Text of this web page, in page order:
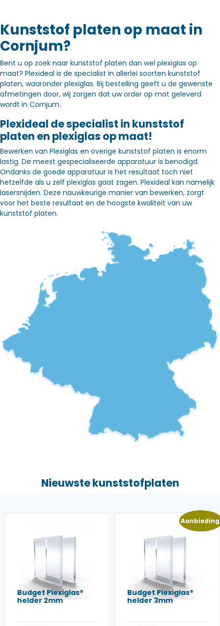
Kunststof platen op maat in
Cornjum?
Bent u op zoek naar kunststof platen dan wel plexiglas op
maat? Plexideal is de specialist in allerlei soorten kunststof
platen, waaronder plexiglas. Bij bestelling geeft u de gewenste
afmetingen door, wij zorgen dat uw order op mat geleverd
wordt in Cornjum.
Plexideal de specialist in kunststof
platen en plexiglas op maat!
Bewerken van Plexiglas en overige kunststof platen is enorm
lastig. De meest gespecialiseerde apparatuur is benodigd.
Ondanks de goede apparatuur is het resultaat toch niet
hetzelfde als u zelf plexiglas gaat zagen. Plexideal kan namelijk
lasersnijden. Deze nauwkeurige manier van bewerken, zorgt
voor het beste resultaat en de hoogste kwaliteit van uw
kunststof platen.
Nieuwste kunststofplaten
Budget Plexiglas®
helder 2mm
Budget Plexiglas®
helder 3mm